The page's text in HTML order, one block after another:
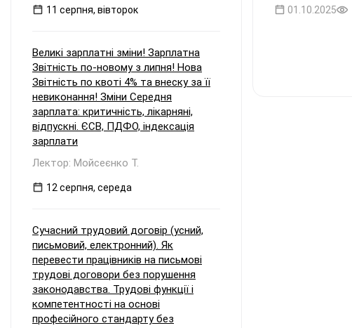
01.10.2025
нерезидентом?
11 серпня, вівторок
Великі зарплатні зміни! Зарплатна
Звітність по-новому з липня! Нова
Звітність по квоті 4% та внеску за її
невиконання! Зміни Середня
зарплата: критичність, лікарняні,
відпускні. ЄСВ, ПДФО, індексація
зарплати
Лектор: Мойсеєнко Т.
12 серпня, середа
Сучасний трудовий договір (усний,
письмовий, електронний). Як
перевести працівників на письмові
трудові договори без порушення
законодавства. Трудові функції і
компетентності на основі
професійного стандарту без